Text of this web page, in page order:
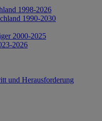
1998-2026
1990-2030
2000-2025
2026
und Herausforderung